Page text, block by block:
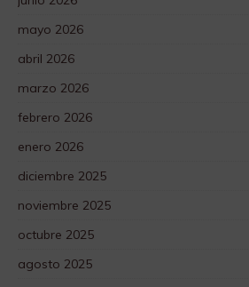
mayo 2026
abril 2026
marzo 2026
febrero 2026
enero 2026
diciembre 2025
noviembre 2025
octubre 2025
agosto 2025